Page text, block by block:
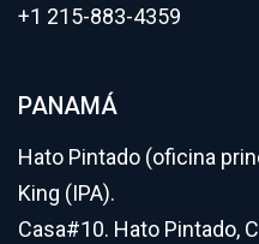
+1 215-883-4359
PANAMÁ
Hato Pintado (oficina
King (IPA).
Casa#10. Hato Pintado,